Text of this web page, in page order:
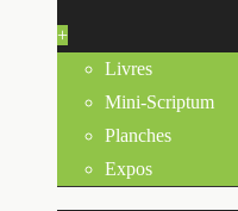
+
Livres
Mini-Scriptum
Planches
Expos